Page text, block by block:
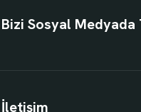
Bizi Sosyal Medyada
İletişim